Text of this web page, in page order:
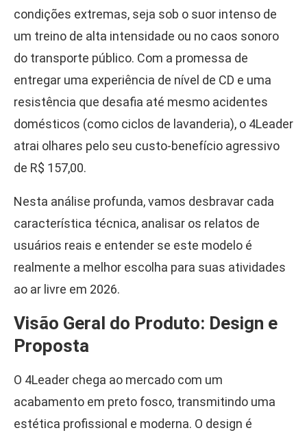
condições extremas, seja sob o suor intenso de
um treino de alta intensidade ou no caos sonoro
do transporte público. Com a promessa de
entregar uma experiência de nível de CD e uma
resistência que desafia até mesmo acidentes
domésticos (como ciclos de lavanderia), o 4Leader
atrai olhares pelo seu custo-benefício agressivo
de R$ 157,00.
Nesta análise profunda, vamos desbravar cada
característica técnica, analisar os relatos de
usuários reais e entender se este modelo é
realmente a melhor escolha para suas atividades
ao ar livre em 2026.
Visão Geral do Produto: Design e
Proposta
O 4Leader chega ao mercado com um
acabamento em preto fosco, transmitindo uma
estética profissional e moderna. O design é